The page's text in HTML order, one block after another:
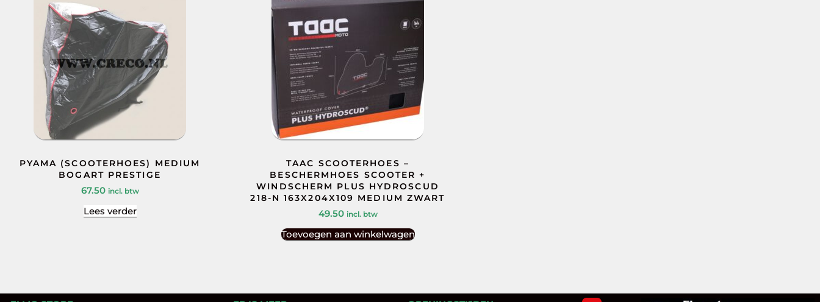
PYAMA (SCOOTERHOES) MEDIUM
BOGART PRESTIGE
67.50 incl. btw
Lees verder
TAAC SCOOTERHOES –
BESCHERMHOES SCOOTER +
WINDSCHERM PLUS HYDROSCUD
218-N 163X204X109 MEDIUM ZWART
49.50 incl. btw
Toevoegen aan winkelwagen